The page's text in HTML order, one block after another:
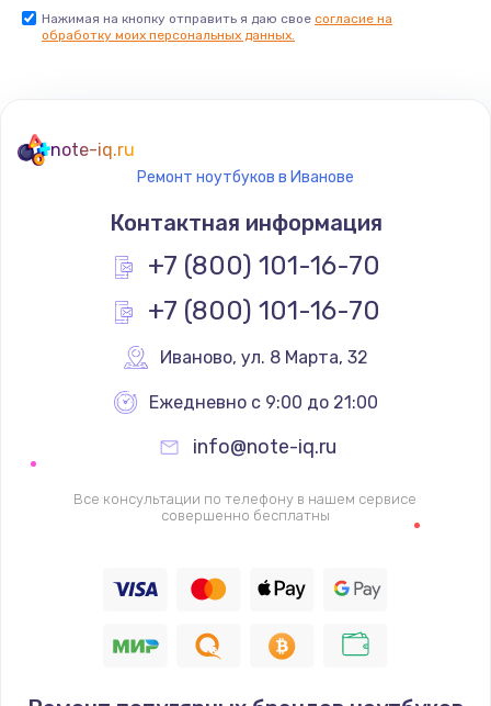
Нажимая на кнопку отправить я даю свое согласие на
обработку моих персональных данных.
note-iq.ru
Ремонт ноутбуков в Иванове
Контактная информация
+7 (800) 101-16-70
+7 (800) 101-16-70
Иваново, ул. 8 Марта, 32
Ежедневно с 9:00 до 21:00
info@note-iq.ru
Все консультации по телефону в нашем сервисе
совершенно бесплатны